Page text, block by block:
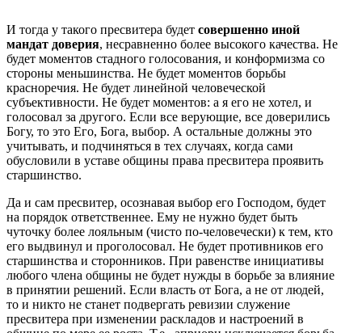
И тогда у такого пресвитера будет совершенно иной
мандат доверия, несравненно более высокого качества. Не
будет моментов стадного голосования, и конформизма со
стороны меньшинства. Не будет моментов борьбы
красноречия. Не будет линейной человеческой
субъективности. Не будет моментов: а я его не хотел, и
голосовал за другого. Если все верующие, все доверились
Богу, то это Его, Бога, выбор. А остальные должны это
учитывать, и подчиняться в тех случаях, когда сами
обусловили в уставе общины права пресвитера проявить
старшинство.
Да и сам пресвитер, осознавая выбор его Господом, будет
на порядок ответственнее. Ему не нужно будет быть
чуточку более лояльным (чисто по-человечески) к тем, кто
его выдвинул и проголосовал. Не будет противников его
старшинства и сторонников. При равенстве инициативы
любого члена общины не будет нужды в борьбе за влияние
в принятии решений. Если власть от Бога, а не от людей,
то и никто не станет подвергать ревизии служение
пресвитера при изменении раскладов и настроений в